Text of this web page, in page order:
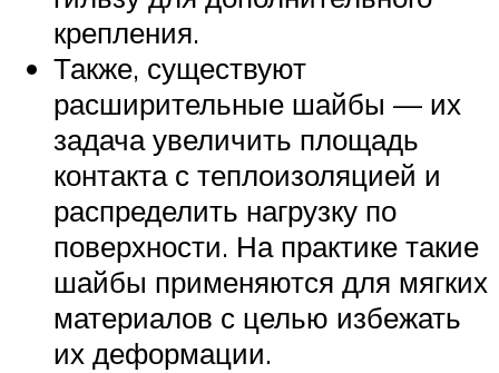
крепления.
Также, существуют
расширительные шайбы — их
задача увеличить площадь
контакта с теплоизоляцией и
распределить нагрузку по
поверхности. На практике такие
шайбы применяются для мягких
материалов с целью избежать
их деформации.